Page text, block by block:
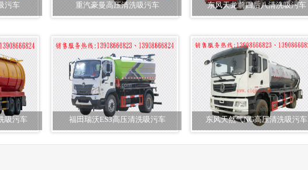
污车 重汽豪曼高压清洗吸污车 东风天龙前四后八清洗吸污车
吸污车 福田瑞沃ES3高压清洗吸污车 东风天然气NG高压清洗吸污车